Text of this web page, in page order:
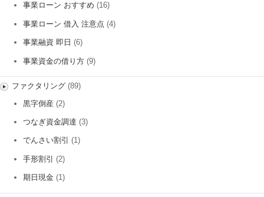
事業ローン おすすめ (16)
事業ローン 借入 注意点 (4)
事業融資 即日 (6)
事業資金の借り方 (9)
ファクタリング(89)
黒字倒産 (2)
つなぎ資金調達 (3)
でんさい割引 (1)
手形割引 (2)
期日現金 (1)